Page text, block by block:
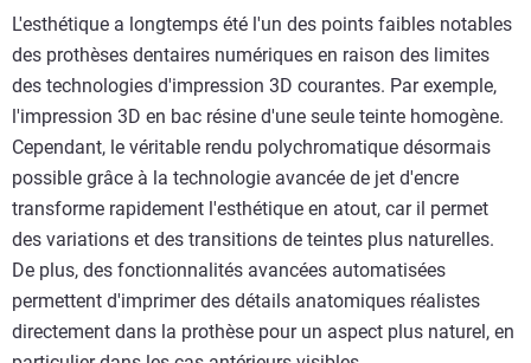
L'esthétique a longtemps été l'un des points faibles notables
des prothèses dentaires numériques en raison des limites
des technologies d'impression 3D courantes. Par exemple,
l'impression 3D en bac résine d'une seule teinte homogène.
Cependant, le véritable rendu polychromatique désormais
possible grâce à la technologie avancée de jet d'encre
transforme rapidement l'esthétique en atout, car il permet
des variations et des transitions de teintes plus naturelles.
De plus, des fonctionnalités avancées automatisées
permettent d'imprimer des détails anatomiques réalistes
directement dans la prothèse pour un aspect plus naturel, en